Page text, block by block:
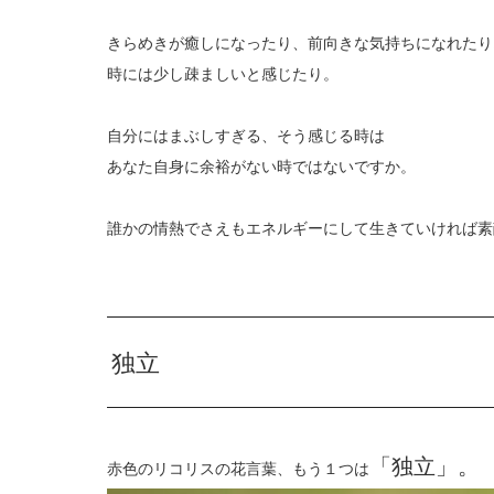
きらめきが癒しになったり、前向きな気持ちになれたり
時には少し疎ましいと感じたり。
自分にはまぶしすぎる、そう感じる時は
あなた自身に余裕がない時ではないですか。
誰かの情熱でさえもエネルギーにして生きていければ素
独立
赤色のリコリスの花言葉、もう１つは 「独立」。